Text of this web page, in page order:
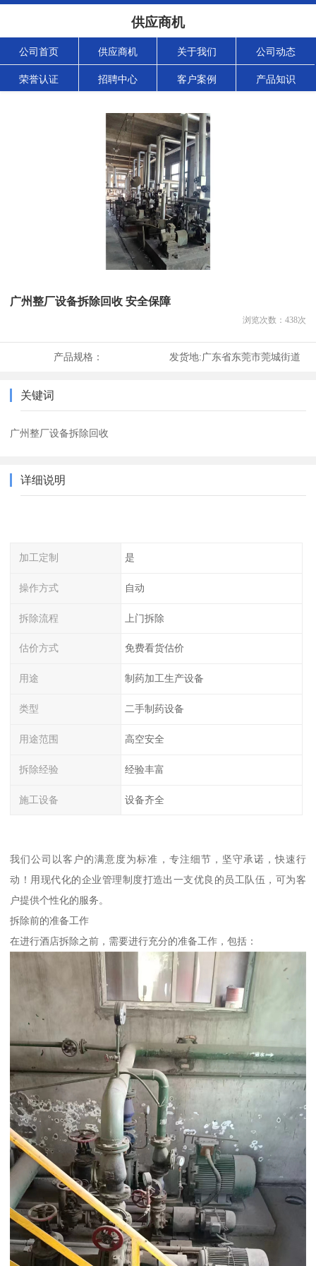
供应商机
公司首页 供应商机 关于我们 公司动态
荣誉认证 招聘中心 客户案例 产品知识
广州整厂设备拆除回收 安全保障
浏览次数： 438次
产品规格： 发货地:广东省东莞市莞城街道
关键词
广州整厂设备拆除回收
详细说明
加工定制 是
操作方式 自动
拆除流程 上门拆除
估价方式 免费看货估价
用途 制药加工生产设备
类型 二手制药设备
用途范围 高空安全
拆除经验 经验丰富
施工设备 设备齐全
我们公司以客户的满意度为标准，专注细节，坚守承诺，快速行
动！用现代化的企业管理制度打造出一支优良的员工队伍，可为客
户提供个性化的服务。
拆除前的准备工作
在进行酒店拆除之前，需要进行充分的准备工作，包括：